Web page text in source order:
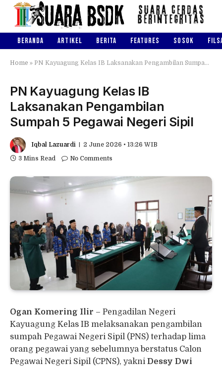
BERANDA ARTIKEL BERITA FEATURES SOSOK
Home » PN Kayuagung Kelas IB Laksanakan Pengambilan Sumpah 5 Pegawai Negeri Sipil
PN Kayuagung Kelas IB
Laksanakan Pengambilan
Sumpah 5 Pegawai Negeri Sipil
Iqbal Lazuardi
2 June 2026 • 13:26 WIB
3 Mins Read
No Comments
Ogan Komering Ilir – Pengadilan Negeri
Kayuagung Kelas IB melaksanakan pengambilan
sumpah Pegawai Negeri Sipil (PNS) terhadap lima
orang pegawai yang sebelumnya berstatus Calon
Pegawai Negeri Sipil (CPNS), yakni Dessy Dwi